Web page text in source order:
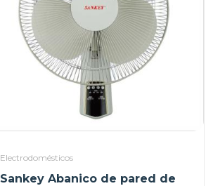
Electrodomésticos
Sankey Abanico de pared de